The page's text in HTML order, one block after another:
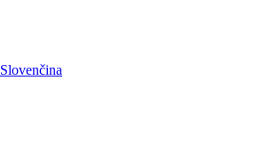
Slovenčina